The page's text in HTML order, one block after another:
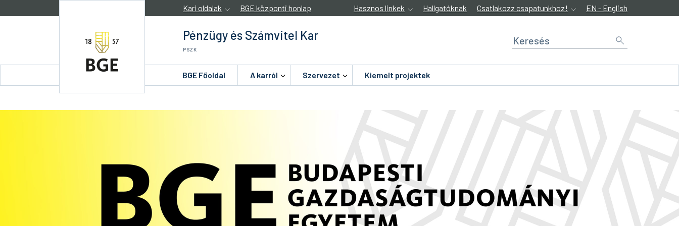
Kari oldalak BGE központi honlap Hasznos linkek Hallgatóknak Csatlakozz csapatunkhoz! EN - English
Pénzügy és Számvitel Kar
PSZK
BGE Főoldal A karról Szervezet Kiemelt projektek